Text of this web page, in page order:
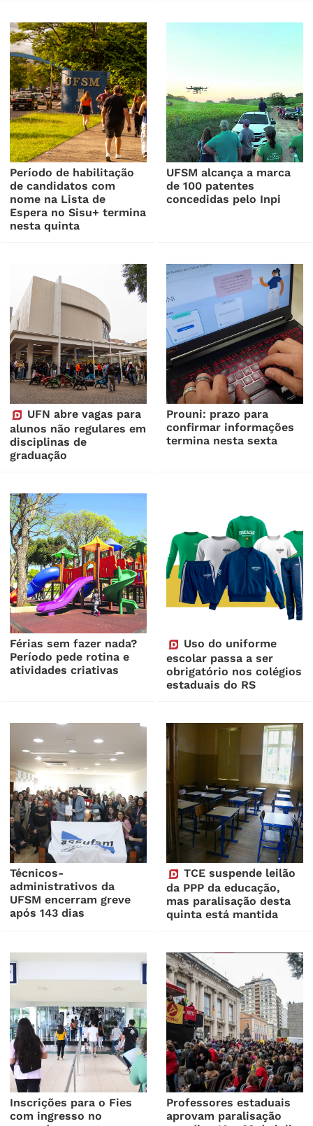
Período de habilitação
de candidatos com
nome na Lista de
Espera no Sisu+ termina
nesta quinta
UFSM alcança a marca
de 100 patentes
concedidas pelo Inpi
UFN abre vagas para
alunos não regulares em
disciplinas de
graduação
Prouni: prazo para
confirmar informações
termina nesta sexta
Férias sem fazer nada?
Período pede rotina e
atividades criativas
Uso do uniforme
escolar passa a ser
obrigatório nos colégios
estaduais do RS
Técnicos-
administrativos da
UFSM encerram greve
após 143 dias
TCE suspende leilão
da PPP da educação,
mas paralisação desta
quinta está mantida
Inscrições para o Fies
com ingresso no
Professores estaduais
aprovam paralisação